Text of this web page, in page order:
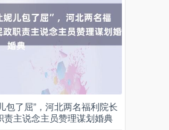
-1.00 -0.01%
包了屈”，河北两名福利院长
责主说念主员赞理谋划婚典